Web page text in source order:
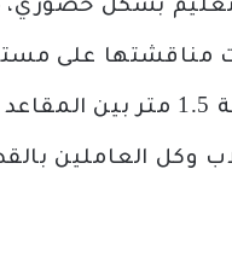
بشكل حضوري،
مناقشتها على
الاحتفاظ بمسافة 1.5
وكل العاملين